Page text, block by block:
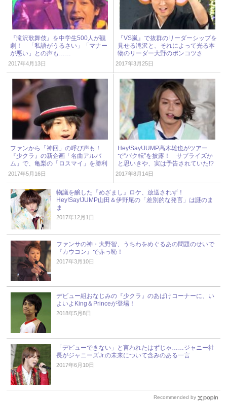
『滝沢歌舞伎』を中学生500人が観
劇！ 「私語がうるさい」「マナー
が悪い」との声も……
2017年4月13日
『VS嵐』で抜群のリーダーシップを
見せる滝沢と、それによって光る本
物のリーダー大野のポンコツさ
2017年3月25日
ファンから「神回」の呼び声も！
『少クラ』の新企画「名曲アルバ
ム」で、亀梨の「ロスマイ」を勝利
がパフォーマンス
2017年5月16日
Hey!Say!JUMP高木雄也がツアー
で“バク転”を披露！ サプライズか
と思いきや、実は予告されていた!?
2017年8月14日
物議を醸した『めざまし』ロケ、放送されず！
Hey!Say!JUMP山田＆伊野尾の「差別的な発言」は謎のま
ま
2017年12月1日
ファンサの神・大野智、うちわをめぐるあの問題のせいで
『カウコン』で赤っ恥！
2017年3月10日
デビュー組おなじみの『少クラ』のあばけコーナーに、い
よいよKing＆Princeが登場！
2018年5月8日
「デビューできない」と言われたはずじゃ……ジャニー社
長がジャニーズJr.の未来について含みのある一言
2017年6月10日
Recommended by